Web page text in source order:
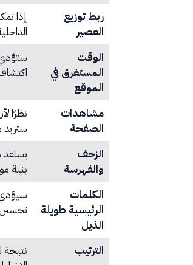
ربط توزيع
العصير
إذا
الوقت
المستغرق في
الموقع
ستؤدي
مشاهدات
الصفحة
نظرًا
الزحف
والفهرسة
بنية
الكلمات
الرئيسية طويلة
الذيل
سيؤدي
تحسين
الترتيب
نتيجة